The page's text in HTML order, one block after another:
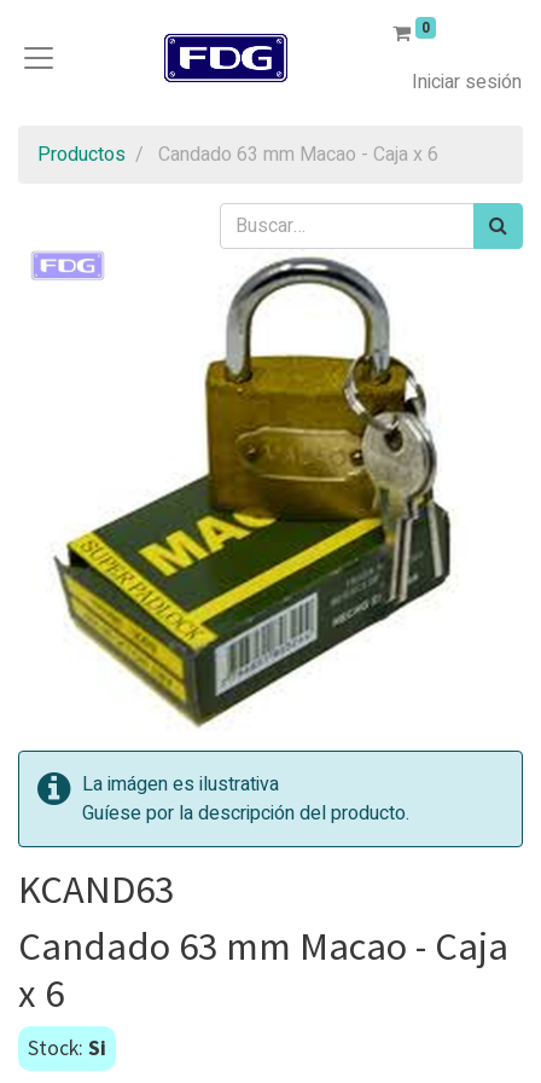
0
Iniciar sesión
Productos Candado 63 mm Macao - Caja x 6
La imágen es ilustrativa
Guíese por la descripción del producto.
KCAND63
Candado 63 mm Macao - Caja
x 6
Stock: Si